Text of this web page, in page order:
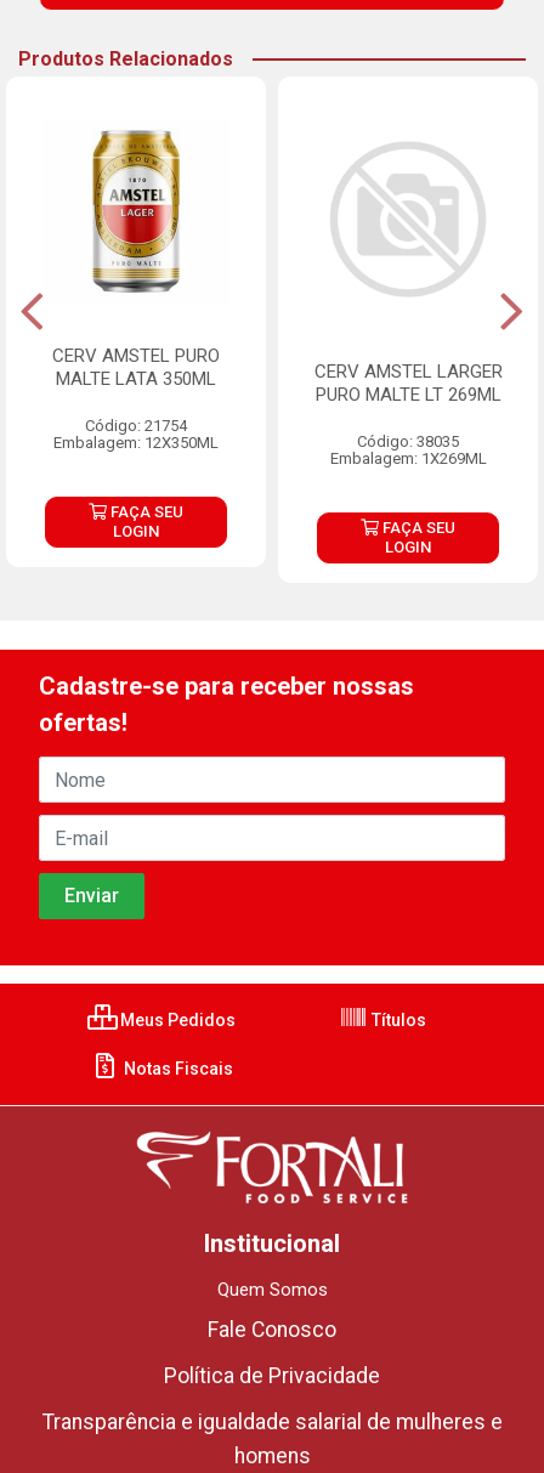
Produtos Relacionados
CERV AMSTEL PURO
MALTE LATA 350ML
Código: 21754
Embalagem: 12X350ML
FAÇA SEU
LOGIN
CERV AMSTEL LARGER
PURO MALTE LT 269ML
Código: 38035
Embalagem: 1X269ML
FAÇA SEU
LOGIN
Cadastre-se para receber nossas
ofertas!
Meus Pedidos Títulos
Notas Fiscais
Institucional
Quem Somos
Fale Conosco
Política de Privacidade
Transparência e igualdade salarial de mulheres e
homens